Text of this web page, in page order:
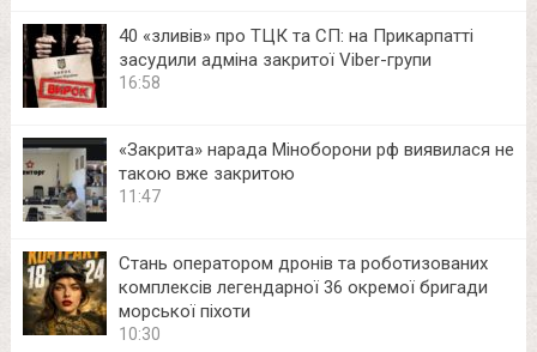
40 «зливів» про ТЦК та СП: на Прикарпатті
засудили адміна закритої Viber-групи
16:58
«Закрита» нарада Міноборони рф виявилася не
такою вже закритою
11:47
Стань оператором дронів та роботизованих
комплексів легендарної 36 окремої бригади
морської піхоти
10:30